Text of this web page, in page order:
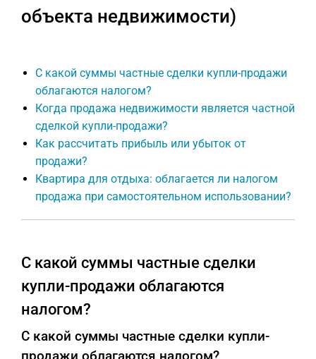
объекта недвижимости)
С какой суммы частные сделки купли-продажи
облагаются налогом?
Когда продажа недвижимости является частной
сделкой купли-продажи?
Как рассчитать прибыль или убыток от
продажи?
Квартира для отдыха: облагается ли налогом
продажа при самостоятельном использовании?
С какой суммы частные сделки
купли-продажи облагаются
налогом?
С какой суммы частные сделки купли-